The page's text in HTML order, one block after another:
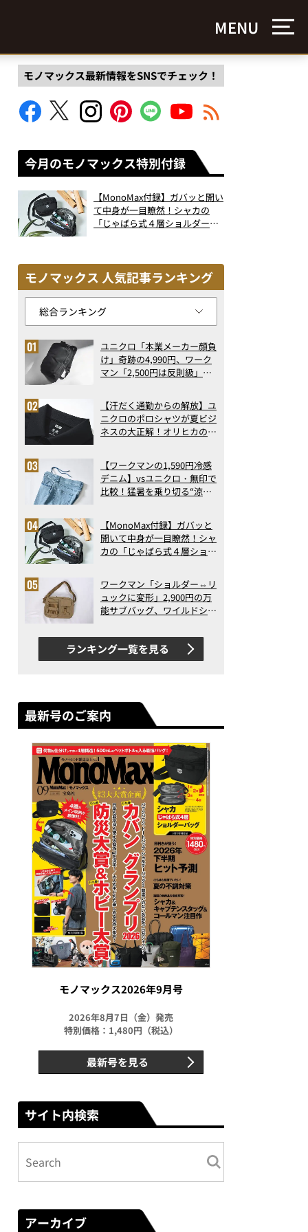
MENU
モノマックス最新情報をSNSでチェック！
今月のモノマックス特別付録
【MonoMax付録】ガバッと開い
て中身が一目瞭然！シャカの
「じゃばら式４層ショルダーバ
モノマックス 人気記事ランキング
ユニクロ「本業メーカー顔負
け」奇跡の4,990円、ワーク
マン「2,500円は反則級」凄
ト3】（2026年6月版）
【汗だく通勤からの解放】ユ
ニクロのポロシャツが夏ビジ
ネスの大正解！オリヒカの透
アの実力
【ワークマンの1,590円冷感
デニム】vsユニクロ・無印で
比較！猛暑を乗り切る“涼感
で決定版
【MonoMax付録】ガバッと
開いて中身が一目瞭然！シャ
カの「じゃばら式４層ショル
った！
ワークマン「ショルダー⇔リ
ュックに変形」2,900円の万
能サブバッグ、ワイルドシン
録…ほか【休日バッグの人気
記事ランキングベスト3】
（2026年6月版）
ランキング一覧を見る
最新号のご案内
モノマックス2026年9月号
2026年8月7日（金）発売
特別価格：1,480円（税込）
最新号を見る
サイト内検索
アーカイブ